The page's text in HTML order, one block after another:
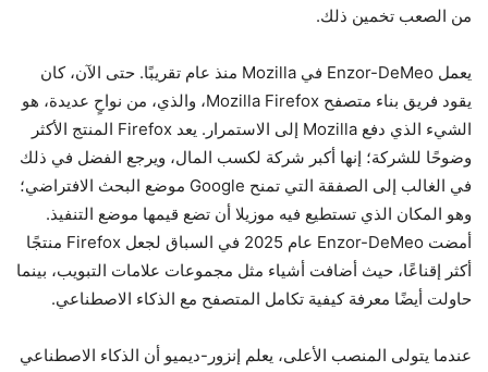
من الصعب تخمين ذلك.
يعمل Enzor-DeMeo في Mozilla منذ عام تقريبًا. حتى الآن، كان
يقود فريق بناء متصفح Mozilla Firefox، والذي، من نواحٍ عديدة، هو
الشيء الذي دفع Mozilla إلى الاستمرار. يعد Firefox المنتج الأكثر
وضوحًا للشركة؛ إنها أكبر شركة لكسب المال، ويرجع الفضل في ذلك
في الغالب إلى الصفقة التي تمنح Google موضع البحث الافتراضي؛
وهو المكان الذي تستطيع فيه موزيلا أن تضع قيمها موضع التنفيذ.
أمضت Enzor-DeMeo عام 2025 في السباق لجعل Firefox منتجًا
أكثر إقناعًا، حيث أضافت أشياء مثل مجموعات علامات التبويب، بينما
حاولت أيضًا معرفة كيفية تكامل المتصفح مع الذكاء الاصطناعي.
عندما يتولى المنصب الأعلى، يعلم إنزور-ديميو أن الذكاء الاصطناعي